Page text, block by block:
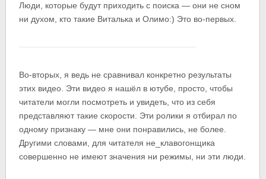
Люди, которые будут приходить с поиска — они не сном
ни духом, кто такие Виталька и Олимо:) Это во-первых.
Во-вторых, я ведь не сравнивал конкретно результаты
этих видео. Эти видео я нашёл в ютубе, просто, чтобы
читатели могли посмотреть и увидеть, что из себя
представляют такие скорости. Эти ролики я отбирал по
одному признаку — мне они понравились, не более.
Другими словами, для читателя не_клавогонщика
совершенно не имеют значения ни режимы, ни эти люди.